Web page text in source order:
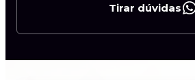
Tirar dúvidas